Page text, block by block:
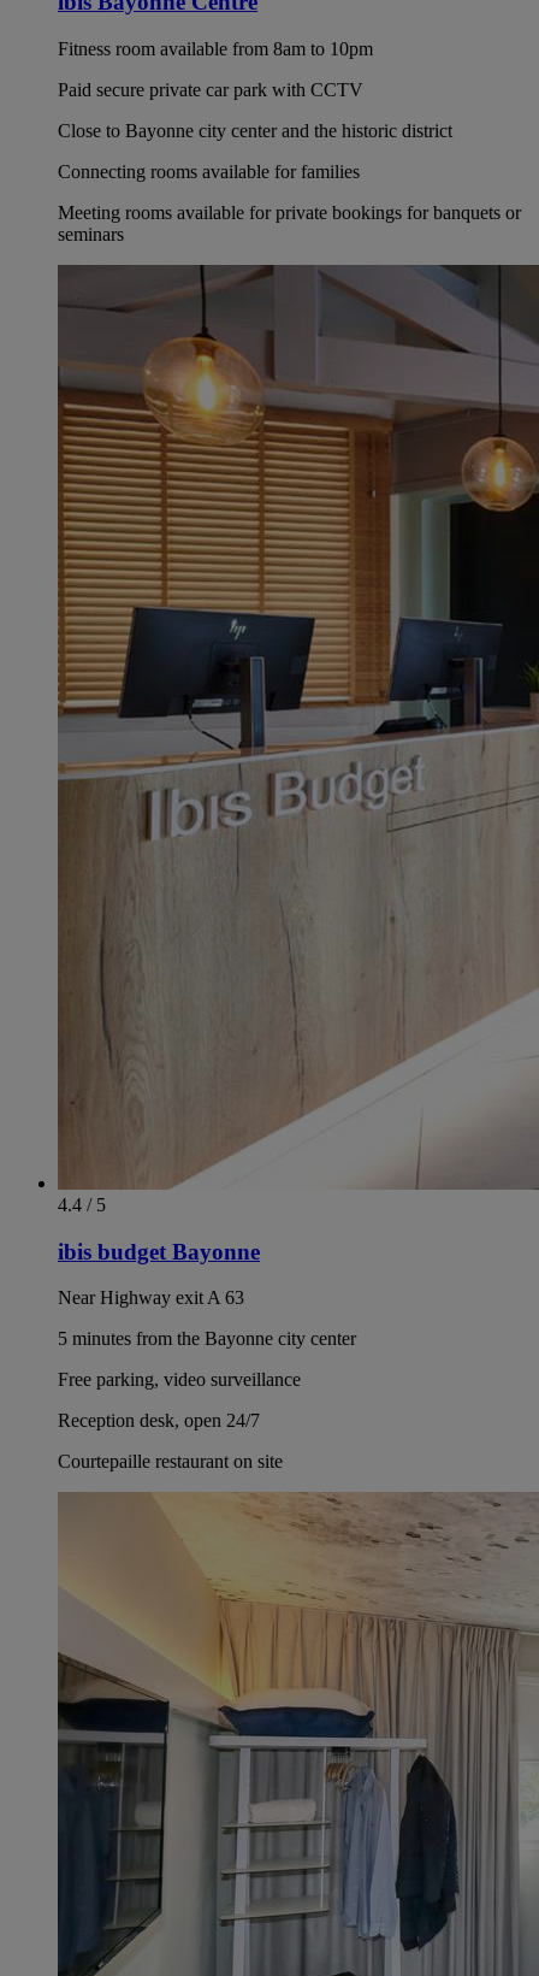
Fitness room available from 8am to 10pm
Paid secure private car park with CCTV
Close to Bayonne city center and the historic district
Connecting rooms available for families
Meeting rooms available for private bookings for banquets or
seminars
4.4 / 5
ibis budget Bayonne
Near Highway exit A 63
5 minutes from the Bayonne city center
Free parking, video surveillance
Reception desk, open 24/7
Courtepaille restaurant on site